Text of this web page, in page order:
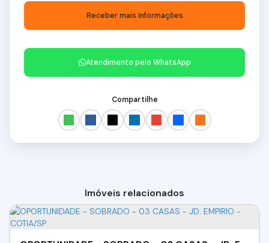
Atendimento pelo WhatsApp
Compartilhe
Imóveis relacionados